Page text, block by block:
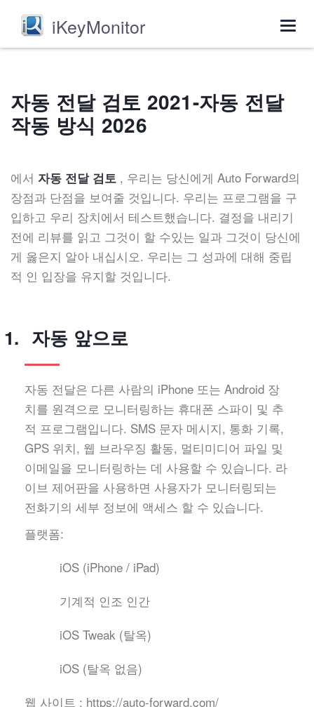
iKeyMonitor
자동 전달 검토 2021-자동 전달
작동 방식 2026
에서 자동 전달 검토 , 우리는 당신에게 Auto Forward의
장점과 단점을 보여줄 것입니다. 우리는 프로그램을 구
입하고 우리 장치에서 테스트했습니다. 결정을 내리기
전에 리뷰를 읽고 그것이 할 수있는 일과 그것이 당신에
게 옳은지 알아 내십시오. 우리는 그 성과에 대해 중립
적 인 입장을 유지할 것입니다.
자동 앞으로
자동 전달은 다른 사람의 iPhone 또는 Android 장
치를 원격으로 모니터링하는 휴대폰 스파이 및 추
적 프로그램입니다. SMS 문자 메시지, 통화 기록,
GPS 위치, 웹 브라우징 활동, 멀티미디어 파일 및
이메일을 모니터링하는 데 사용할 수 있습니다. 라
이브 제어판을 사용하면 사용자가 모니터링되는
전화기의 세부 정보에 액세스 할 수 있습니다.
플랫폼:
iOS (iPhone / iPad)
기계적 인조 인간
iOS Tweak (탈옥)
iOS (탈옥 없음)
웹 사이트 : https://auto-forward.com/